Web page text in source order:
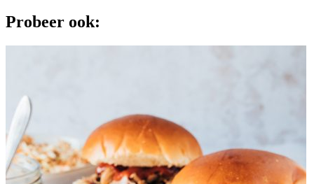
Probeer ook: